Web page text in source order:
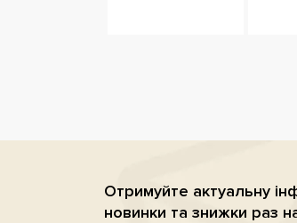
Отримуйте актуальну
новинки та знижки раз